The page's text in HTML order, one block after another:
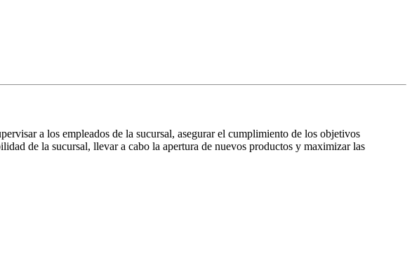
a los empleados de la sucursal, asegurar el cumplimiento de los objetivos
de la sucursal, llevar a cabo la apertura de nuevos productos y maximizar las